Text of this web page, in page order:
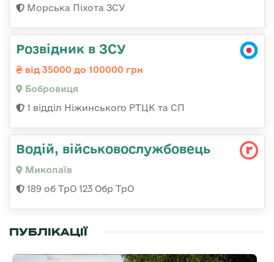
Морська Піхота ЗСУ
Розвідник в ЗСУ
від 35000 до 100000 грн
Бобровиця
1 відділ Ніжинського РТЦК та СП
Водій, військовослужбовець
Миколаїв
189 об ТрО 123 Обр ТрО
ПУБЛІКАЦІЇ